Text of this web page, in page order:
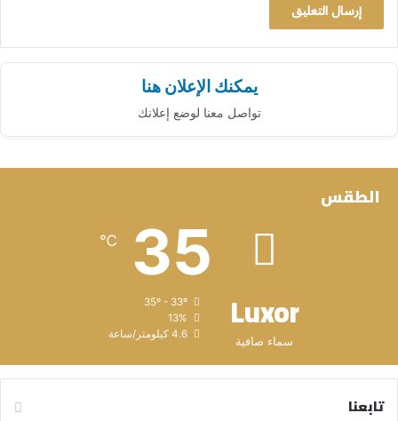
يمكنك الإعلان هنا
تواصل معنا لوضع إعلانك
الطقس
Luxor
سماء صافية
35
℃
35º - 33º
13%
4.6 كيلومتر/ساعة
تابعنا